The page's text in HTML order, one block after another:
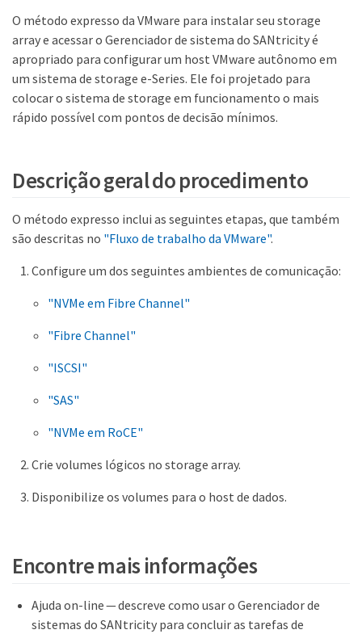
O método expresso da VMware para instalar seu storage
array e acessar o Gerenciador de sistema do SANtricity é
apropriado para configurar um host VMware autônomo em
um sistema de storage e-Series. Ele foi projetado para
colocar o sistema de storage em funcionamento o mais
rápido possível com pontos de decisão mínimos.
Descrição geral do procedimento
O método expresso inclui as seguintes etapas, que também
são descritas no "Fluxo de trabalho da VMware".
Configure um dos seguintes ambientes de comunicação:
"NVMe em Fibre Channel"
"Fibre Channel"
"ISCSI"
"SAS"
"NVMe em RoCE"
Crie volumes lógicos no storage array.
Disponibilize os volumes para o host de dados.
Encontre mais informações
Ajuda on-line — descreve como usar o Gerenciador de
sistemas do SANtricity para concluir as tarefas de